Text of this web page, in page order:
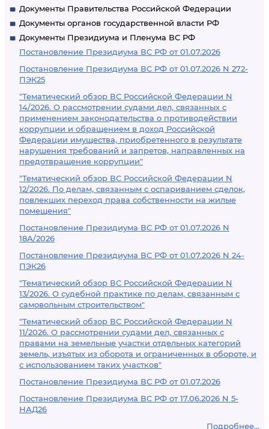
Документы Правительства Российской Федерации
Документы органов государственной власти РФ
Документы Президиума и Пленума ВС РФ
Постановление Президиума ВС РФ от 01.07.2026
Постановление Президиума ВС РФ от 01.07.2026 N 272-
ПЭК25
"Тематический обзор ВС Российской Федерации N
14/2026. О рассмотрении судами дел, связанных с
применением законодательства о противодействии
коррупции и обращением в доход Российской
Федерации имущества, приобретенного в результате
нарушения требований и запретов, направленных на
предотвращение коррупции"
"Тематический обзор ВС Российской Федерации N
12/2026. По делам, связанным с оспариванием сделок,
повлекших переход права собственности на жилые
помещения"
Постановление Президиума ВС РФ от 01.07.2026 N
18А/2026
Постановление Президиума ВС РФ от 01.07.2026 N 24-
ПЭК26
"Тематический обзор ВС Российской Федерации N
13/2026. О судебной практике по делам, связанным с
самовольным строительством"
"Тематический обзор ВС Российской Федерации N
11/2026. О рассмотрении судами дел, связанных с
правами на земельные участки отдельных категорий
земель, изъятых из оборота и ограниченных в обороте, и
с использованием таких участков"
Постановление Президиума ВС РФ от 01.07.2026
Постановление Президиума ВС РФ от 17.06.2026 N 5-
НАД26
Подробнее...